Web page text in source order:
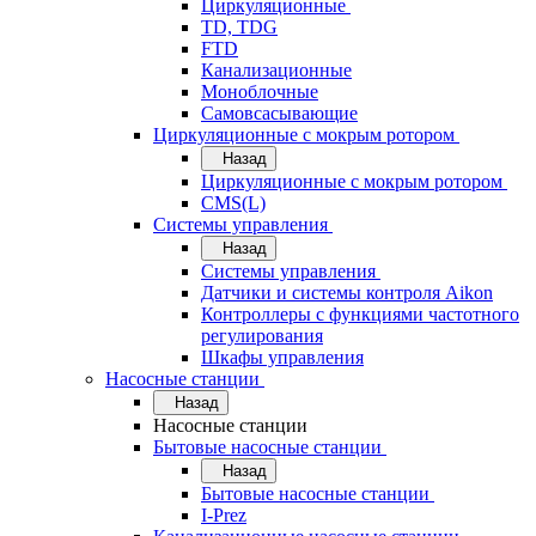
Циркуляционные
TD, TDG
FTD
Канализационные
Моноблочные
Самовсасывающие
Циркуляционные с мокрым ротором
Назад
Циркуляционные с мокрым ротором
CMS(L)
Системы управления
Назад
Системы управления
Датчики и системы контроля Aikon
Контроллеры с функциями частотного
регулирования
Шкафы управления
Насосные станции
Назад
Насосные станции
Бытовые насосные станции
Назад
Бытовые насосные станции
I-Prez